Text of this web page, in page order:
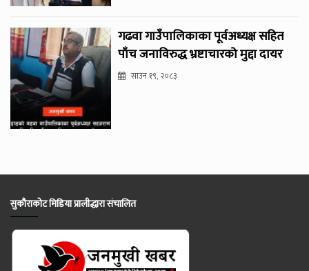
गढवा गाउँपालिकाका पूर्वअध्यक्ष सहित
पाँच जनाविरुद्ध भ्रष्टाचारको मुद्दा दायर
साउन १९, २०८३
सुकौराकोट मिडिया प्रालीद्धारा संचालित